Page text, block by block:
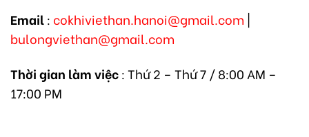
Email: cokhiviethan.hanoi@gmail.com |
bulongviethan@gmail.com
Thời gian làm việc: Thứ 2 – Thứ 7 / 8:00 AM –
17:00 PM